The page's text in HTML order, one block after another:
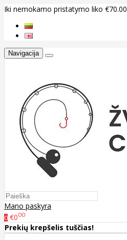
Iki nemokamo pristatymo liko €70.00
Navigacija
Mano paskyra
0 €000
Prekių krepšelis tuščias!